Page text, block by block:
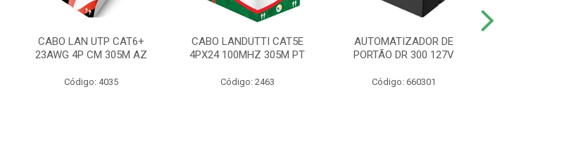
CABO LAN UTP CAT6+
23AWG 4P CM 305M AZ
Código: 4035
CABO LANDUTTI CAT5E
4PX24 100MHZ 305M PT
Código: 2463
AUTOMATIZADOR DE
PORTÃO DR 300 127V
Código: 660301